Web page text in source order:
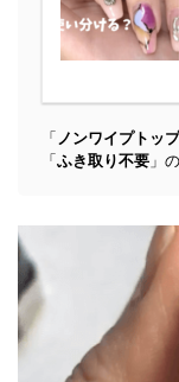
「 ノンワイプトッ
「 ふき取り不要 」